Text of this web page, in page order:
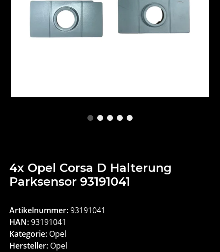
4x Opel Corsa D Halterung
Parksensor 93191041
Artikelnummer:93191041
HAN:93191041
Kategorie: Opel
Hersteller: Opel